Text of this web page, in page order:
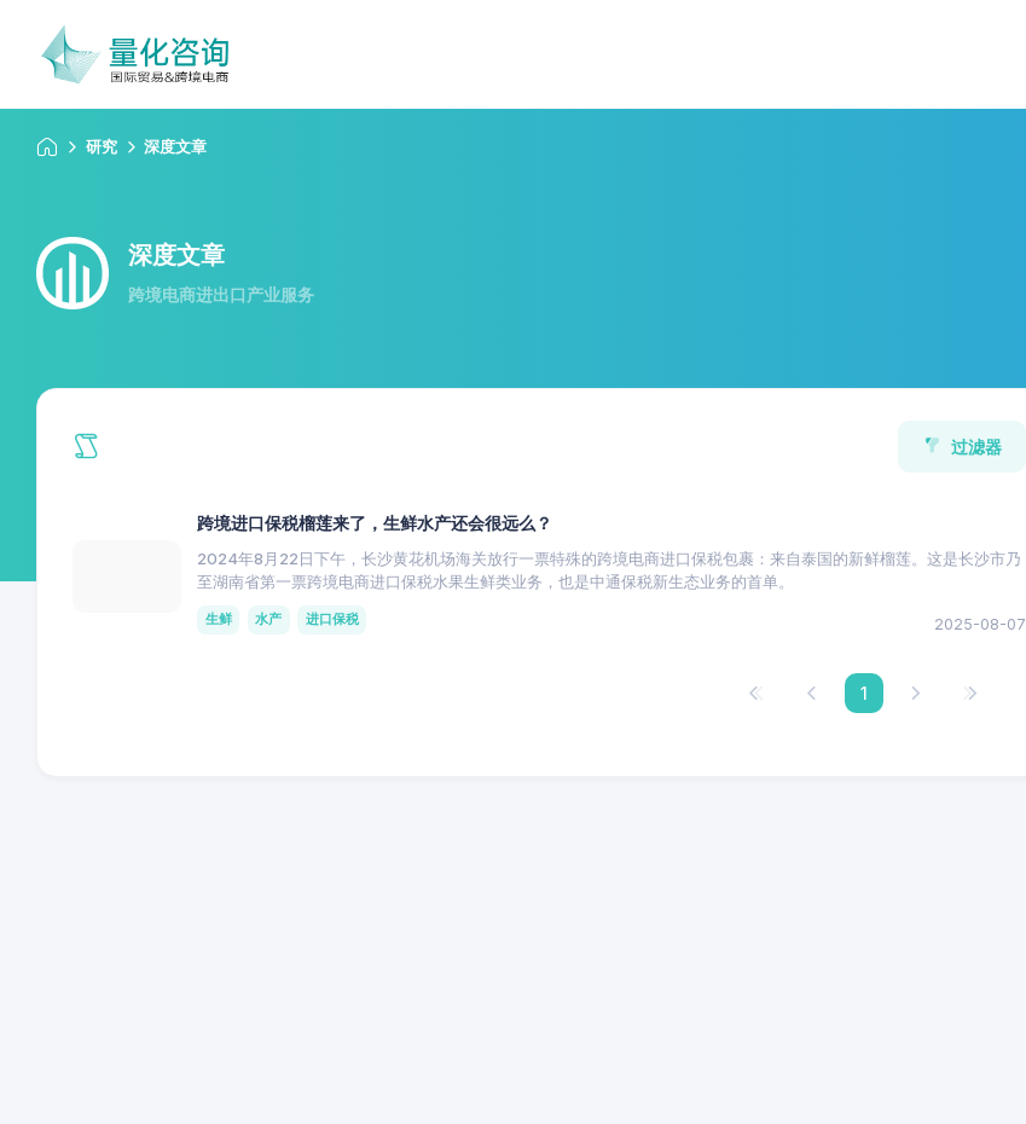
研究 深度文章
深度文章
跨境电商进出口产业服务
过滤器
跨境进口保税榴莲来了，生鲜水产还会很远么？
2024年8月22日下午，长沙黄花机场海关放行一票特殊的跨境电商进口保税包裹：来自泰国的新鲜榴莲。这是长沙市乃
至湖南省第一票跨境电商进口保税水果生鲜类业务，也是中通保税新生态业务的首单。
生鲜 水产 进口保税 2025-08-07
1